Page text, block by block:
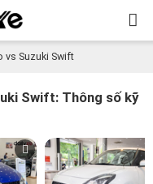
vs Suzuki Swift
Swift: Thông số kỹ